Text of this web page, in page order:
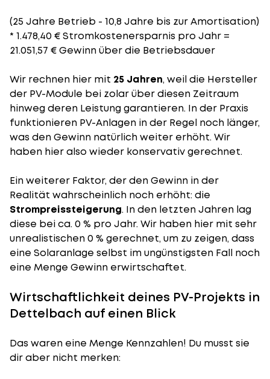
(25 Jahre Betrieb - 10,8 Jahre bis zur Amortisation)
* 1.478,40 € Stromkostenersparnis pro Jahr =
21.051,57 € Gewinn über die Betriebsdauer
Wir rechnen hier mit 25 Jahren, weil die Hersteller
der PV-Module bei zolar über diesen Zeitraum
hinweg deren Leistung garantieren. In der Praxis
funktionieren PV-Anlagen in der Regel noch länger,
was den Gewinn natürlich weiter erhöht. Wir
haben hier also wieder konservativ gerechnet.
Ein weiterer Faktor, der den Gewinn in der
Realität wahrscheinlich noch erhöht: die
Strompreissteigerung. In den letzten Jahren lag
diese bei ca. 0 % pro Jahr. Wir haben hier mit sehr
unrealistischen 0 % gerechnet, um zu zeigen, dass
eine Solaranlage selbst im ungünstigsten Fall noch
eine Menge Gewinn erwirtschaftet.
Wirtschaftlichkeit deines PV-Projekts in
Dettelbach auf einen Blick
Das waren eine Menge Kennzahlen! Du musst sie
dir aber nicht merken: